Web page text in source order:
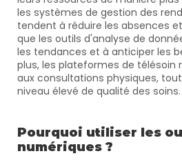
les systèmes de gestion des
tendent à réduire les absences
que les outils d'analyse de
les tendances et à anticiper les
plus, les plateformes de télésoin
aux consultations physiques,
niveau élevé de qualité des soins.
Pourquoi utiliser les
numériques ?